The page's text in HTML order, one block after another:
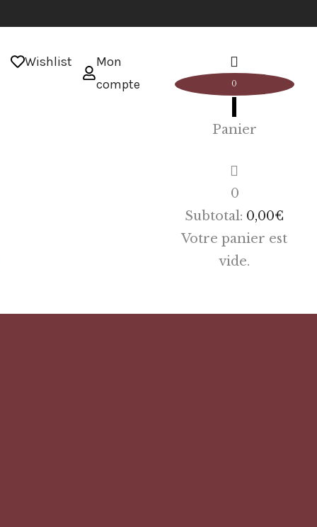
Wishlist
Mon
compte
0
Panier
0
Subtotal: 0,00€
Votre panier est
vide.